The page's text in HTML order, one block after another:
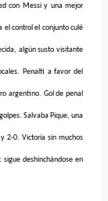
con Messi y una mejor
el control el conjunto culé
algún susto visitante
Penalti a favor del
argentino. Gol de penal
Salvaba Pique, una
2-0. Victoria sin muchos
deshinchándose en